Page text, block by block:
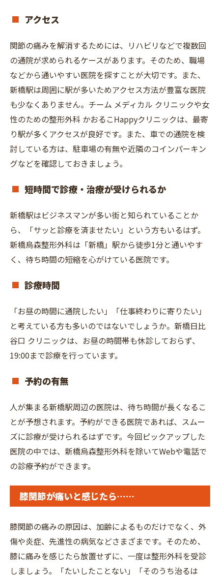
アクセス
関節の痛みを解消するためには、リハビリなどで複数回
の通院が求められるケースがあります。そのため、職場
などから通いやすい医院を探すことが大切です。また、
新橋駅は周囲に駅が多いためアクセス方法が豊富な医院
も少なくありません。チーム メディカル クリニックや⼥
性のための整形外科 かおるこHappyクリニックは、最寄
り駅が多くアクセスが良好です。また、車での通院を検
討している方は、駐車場の有無や近隣のコインパーキン
グなどを確認しておきましょう。
短時間で診療・治療が受けられるか
新橋駅はビジネスマンが多い街と知られていることか
ら、「サッと診療を済ませたい」という方もいるはず。
新橋烏森整形外科は「新橋」駅から徒歩1分と通いやす
く、待ち時間の短縮を心がけている医院です。
診療時間
「お昼の時間に通院したい」「仕事終わりに寄りたい」
と考えている方も多いのではないでしょうか。新橋日比
谷口 クリニックは、お昼の時間帯も休診しておらず、
19:00まで診療を行っています。
予約の有無
人が集まる新橋駅周辺の医院は、待ち時間が長くなるこ
とが予想されます。予約ができる医院であれば、スムー
ズに診療が受けられるはずです。今回ピックアップした
医院の中では、新橋烏森整形外科を除いてWebや電話で
の診療予約ができます。
膝関節が痛いと感じたら……
膝関節の痛みの原因は、加齢によるものだけでなく、外
傷や炎症、先進性の病気などさまざまです。そのため、
膝に痛みを感じたら放置せずに、一度は整形外科を受診
しましょう。「たいしたことない」「そのうち治るは